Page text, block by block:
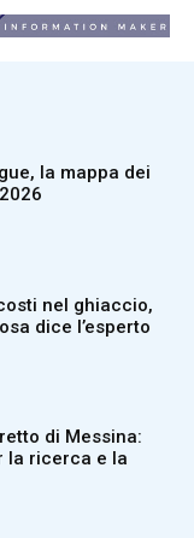
la mappa dei
nel ghiaccio,
dice l’esperto
di Messina:
la ricerca e la